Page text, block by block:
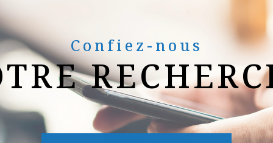
Confiez-nous